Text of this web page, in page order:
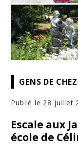
GENS DE
Publié le 28 juillet
Escale aux
école de